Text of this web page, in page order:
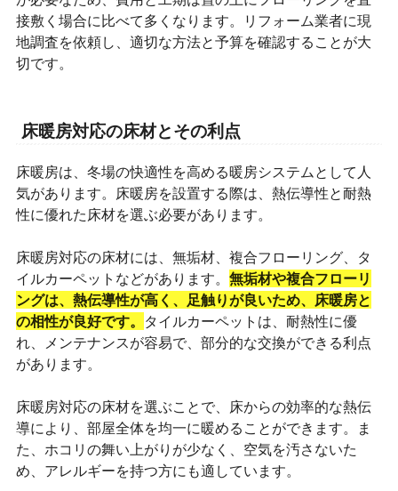
接敷く場合に比べて多くなります。リフォーム業者に現
地調査を依頼し、適切な方法と予算を確認することが大
切です。
床暖房対応の床材とその利点
床暖房は、冬場の快適性を高める暖房システムとして人
気があります。床暖房を設置する際は、熱伝導性と耐熱
性に優れた床材を選ぶ必要があります。
床暖房対応の床材には、無垢材、複合フローリング、タ
イルカーペットなどがあります。 無垢材や複合フローリ
ングは、熱伝導性が高く、足触りが良いため、床暖房と
の相性が良好です。 タイルカーペットは、耐熱性に優
れ、メンテナンスが容易で、部分的な交換ができる利点
があります。
床暖房対応の床材を選ぶことで、床からの効率的な熱伝
導により、部屋全体を均一に暖めることができます。ま
た、ホコリの舞い上がりが少なく、空気を汚さないた
め、アレルギーを持つ方にも適しています。